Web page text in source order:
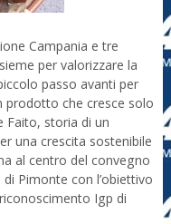
Campania e tre
per valorizzare la
passo avanti per
prodotto che cresce solo
Faito, storia di un
una crescita sostenibile
al centro del convegno
Pimonte con l’obiettivo
Igp di